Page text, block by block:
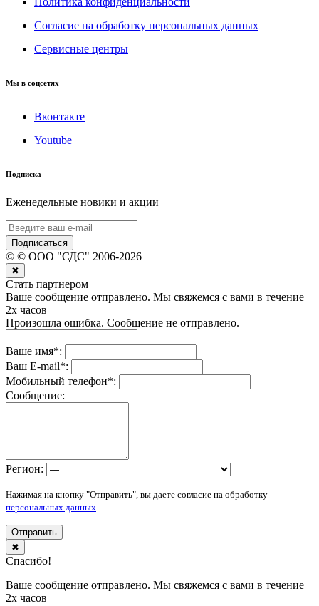
Согласие на обработку персональных данных
Сервисные центры
Мы в соцсетях
Вконтакте
Youtube
Подписка
Еженедельные новики и акции
Подписаться
© © ООО "СДС" 2006-2026
✖
Стать партнером
Ваше сообщение отправлено. Мы свяжемся с вами в течение
2х часов
Произошла ошибка. Сообщение не отправлено.
Ваше имя*:
Ваш E-mail*:
Мобильный телефон*:
Сообщение:
Регион:
Нажимая на кнопку "Отправить", вы даете согласие на обработку
персональных данных
Отправить
✖
Спасибо!
Ваше сообщение отправлено. Мы свяжемся с вами в течение
2х часов